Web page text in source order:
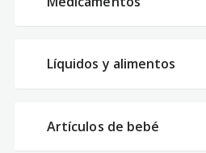
Líquidos y alimentos
Artículos de bebé